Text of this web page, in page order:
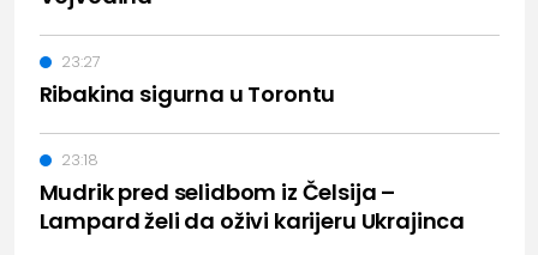
Ribakina sigurna u Torontu
23:27
Mudrik pred selidbom iz Čelsija –
Lampard želi da oživi karijeru Ukrajinca
23:18